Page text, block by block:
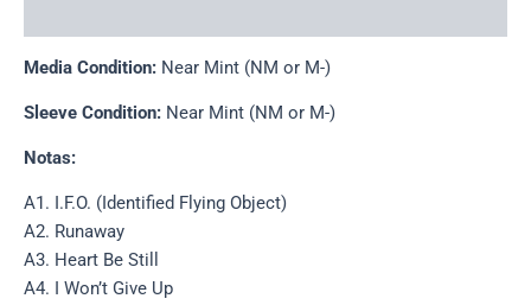
Media Condition: Near Mint (NM or M-)
Sleeve Condition: Near Mint (NM or M-)
Notas:
A1. I.F.O. (Identified Flying Object)
A2. Runaway
A3. Heart Be Still
A4. I Won’t Give Up